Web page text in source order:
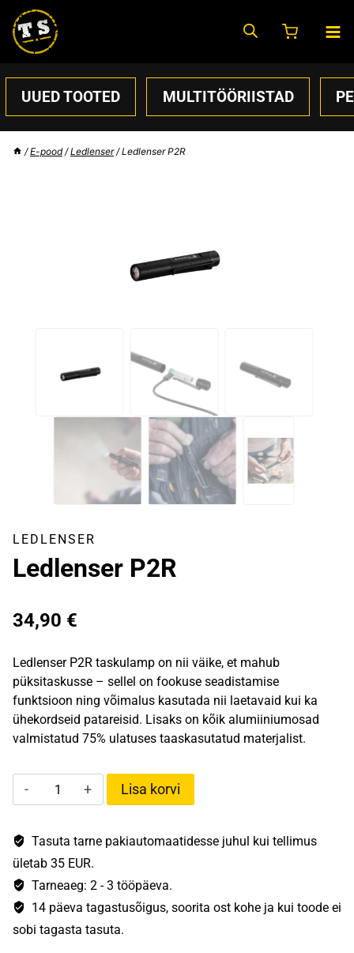
content
UUED TOOTED MULTITÖÖRIISTAD
/ E-pood / Ledlenser / Ledlenser P2R
LEDLENSER
Ledlenser P2R
34,90 €
Ledlenser P2R taskulamp on nii väike, et mahub
püksitaskusse – sellel on fookuse seadistamise
funktsioon ning võimalus kasutada nii laetavaid kui ka
ühekordseid patareisid. Lisaks on kõik alumiiniumosad
valmistatud 75% ulatuses taaskasutatud materjalist.
Ledlenser
P2R
Lisa korvi
Tasuta tarne pakiautomaatidesse juhul kui tellimus
ületab 35 EUR.
Tarneaeg: 2 - 3 tööpäeva.
14 päeva tagastusõigus, soorita ost kohe ja kui toode ei
sobi tagasta tasuta.